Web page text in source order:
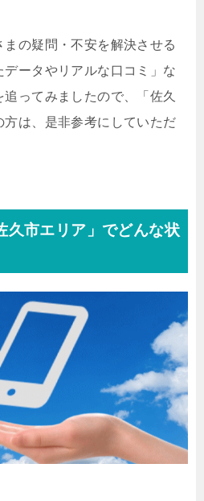
の疑問・不安を解決させる
ータやリアルな口コミ」な
ってみましたので、「佐久
は、是非参考にしていただ
久市エリア」でどんな状